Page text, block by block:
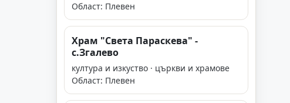
Област: Плевен
Храм "Света Параскева" -
с.Згалево
култура и изкуство · църкви и храмове
Област: Плевен